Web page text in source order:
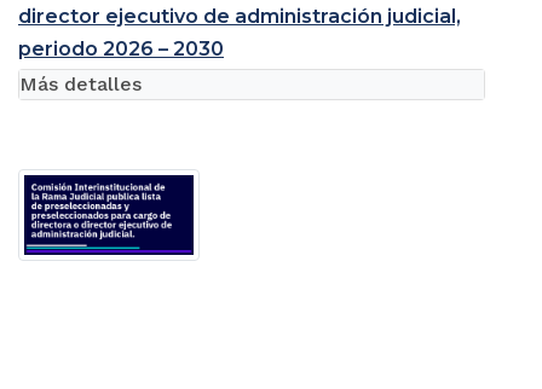
director ejecutivo de administración judicial,
periodo 2026 – 2030
Más detalles